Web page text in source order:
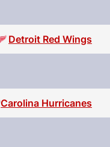
Detroit Red Wings
Carolina Hurricanes